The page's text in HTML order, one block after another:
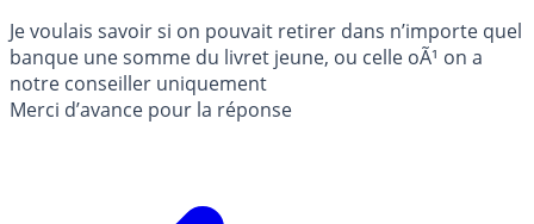
Je voulais savoir si on pouvait retirer dans n’importe quel
banque une somme du livret jeune, ou celle oÃ¹ on a
notre conseiller uniquement
Merci d’avance pour la réponse